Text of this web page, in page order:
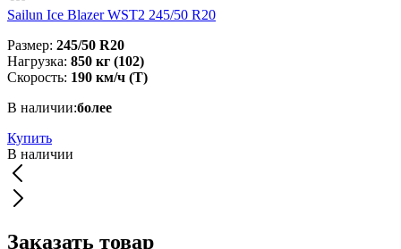
Sailun Ice Blazer WST2 245/50 R20
Размер: 245/50 R20
Нагрузка: 850 кг (102)
Скорость: 190 км/ч (T)
В наличии:более
Купить
В наличии
Заказать товар